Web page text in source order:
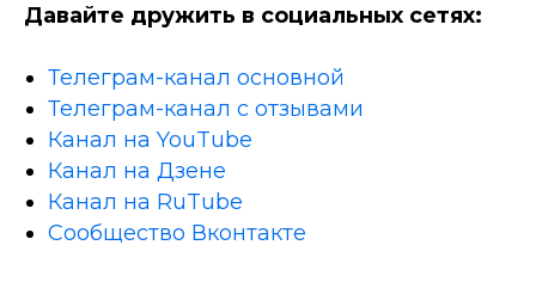
Давайте дружить в социальных сетях:
Телеграм-канал основной
Телеграм-канал с отзывами
Канал на YouTube
Канал на Дзене
Канал на RuTube
Сообщество Вконтакте